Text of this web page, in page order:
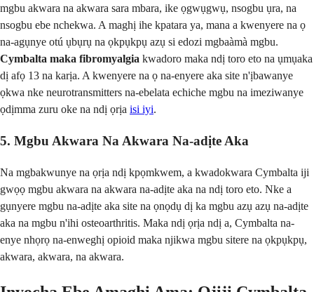
mgbu akwara na akwara sara mbara, ike ọgwụgwụ, nsogbu ụra, na
nsogbu ebe nchekwa. A maghị ihe kpatara ya, mana a kwenyere na ọ
na-agụnye otú ụbụrụ na ọkpụkpụ azụ si edozi mgbaàmà mgbu.
Cymbalta maka fibromyalgia kwadoro maka ndị toro eto na ụmụaka
dị afọ 13 na karịa. A kwenyere na ọ na-enyere aka site n'ịbawanye
ọkwa nke neurotransmitters na-ebelata echiche mgbu na imeziwanye
ọdịmma zuru oke na ndị ọrịa isi iyi.
5. Mgbu Akwara Na Akwara Na-adịte Aka
Na mgbakwunye na ọrịa ndị kpọmkwem, a kwadokwara Cymbalta iji
gwọọ mgbu akwara na akwara na-adịte aka na ndị toro eto. Nke a
gụnyere mgbu na-adịte aka site na ọnọdụ dị ka mgbu azụ azụ na-adịte
aka na mgbu n'ihi osteoarthritis. Maka ndị ọrịa ndị a, Cymbalta na-
enye nhọrọ na-enweghị opioid maka njikwa mgbu sitere na ọkpụkpụ,
akwara, akwara, na akwara.